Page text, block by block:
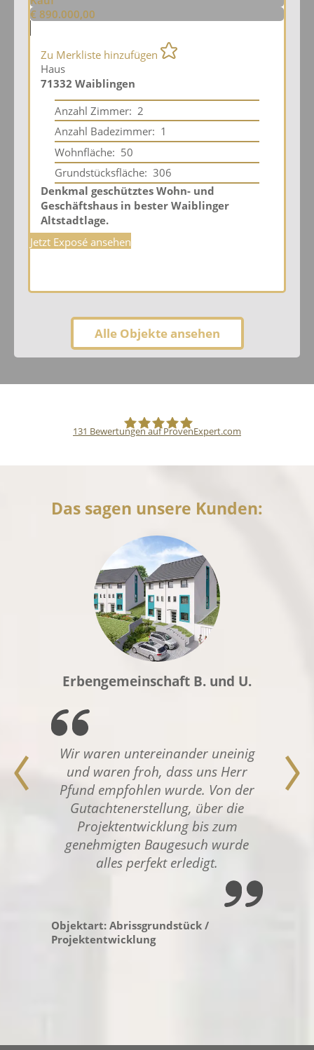
€ 890.000,00
Zu Merkliste hinzufügen
Haus
71332 Waiblingen
Anzahl Zimmer: 2
Anzahl Badezimmer: 1
Wohnfläche: 50
Grundstücksfläche:306
Denkmal geschütztes Wohn- und
Geschäftshaus in bester Waiblinger
Altstadtlage.
Jetzt Exposé ansehen
Alle Objekte ansehen
Pfund Immobilien
131 Bewertungen auf ProvenExpert.com
Das sagen unsere Kunden:
Erbengemeinschaft B. und U.
Wir waren untereinander uneinig
und waren froh, dass uns Herr
Pfund empfohlen wurde. Von der
Gutachtenerstellung, über die
Projektentwicklung bis zum
genehmigten Baugesuch wurde
alles perfekt erledigt.
Objektart: Abrissgrundstück /
Projektentwicklung